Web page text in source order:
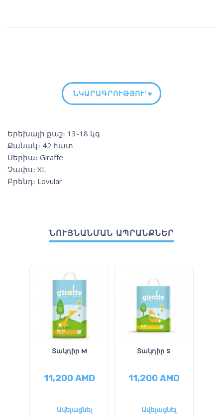
ՆԿԱՐԱԳՐՈՒԹՅՈՒՆ
Երեխայի քաշ։ 13-18 կգ
Քանակ։ 42 հատ
Սերիա։ Giraffe
Չափս։ XL
Բրենդ։ Lovular
ՆՈՒՅՆԱՆՄԱՆ ԱՊՐԱՆՔՆԵՐ
Տակդիր M
11,200AMD
Ավելացնել
Տակդիր S
11,200AMD
Ավելացնել